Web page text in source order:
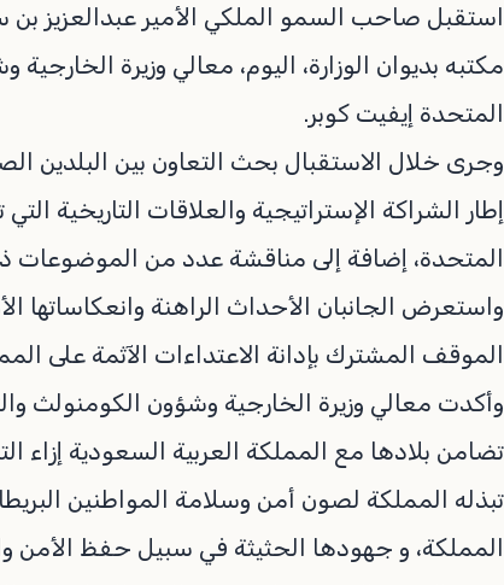
استقبل صاحب السمو الملكي الأمير عبدالعزيز بن
مكتبه بديوان الوزارة، اليوم، معالي وزيرة
المتحدة إيفيت كوبر.
وجرى خلال الاستقبال بحث التعاون بين البلدين
إطار الشراكة الإستراتيجية والعلاقات التاريخية
المتحدة، إضافة إلى مناقشة عدد من الموضوعات
واستعرض الجانبان الأحداث الراهنة وانعكاساتها
الموقف المشترك بإدانة الاعتداءات الآثمة على
وأكدت معالي وزيرة الخارجية وشؤون الكومنولث
تضامن بلادها مع المملكة العربية السعودية إزاء
تبذله المملكة لصون أمن وسلامة المواطنين
المملكة، و جهودها الحثيثة في سبيل حفظ الأمن